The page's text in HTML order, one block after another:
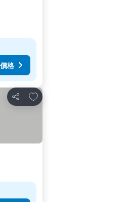
格
分享
加入我的最愛